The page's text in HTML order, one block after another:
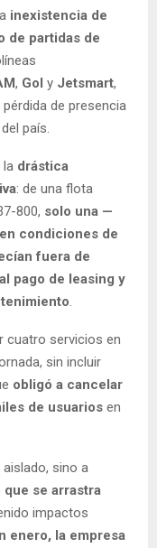
inexistencia de
de partidas de
, Gol y Jetsmart,
de presencia
país.
la drástica
: de una flota
800, solo una —
condiciones de
fuera de
pago de leasing y
.
cuatro servicios en
sin incluir
obligó a cancelar
de usuarios en
sino a
se arrastra
impactos
enero, la empresa